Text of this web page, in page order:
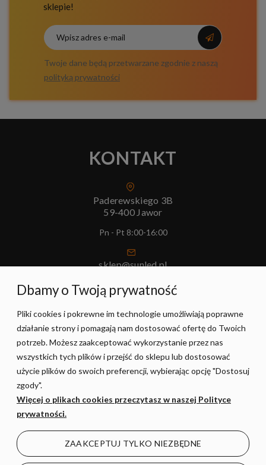
sklepie!
Twoje dane będą przetwarzane zgodnie z naszą
polityką prywatności
KONTAKT
Paderewskiego 3B
59-400 Jawor
Pn - Pt 8:00-16:00
sklep@sunled.pl
+48 690 128 561
POMOC
MOJE KONTO
O NAS
Dbamy o Twoją prywatność
Pliki cookies i pokrewne im technologie umożliwiają poprawne
działanie strony i pomagają nam dostosować ofertę do Twoich
potrzeb. Możesz zaakceptować wykorzystanie przez nas
wszystkich tych plików i przejść do sklepu lub dostosować
użycie plików do swoich preferencji, wybierając opcję "Dostosuj
zgody".
Więcej o plikach cookies przeczytasz w naszej Polityce
prywatności.
ZAAKCEPTUJ TYLKO NIEZBĘDNE